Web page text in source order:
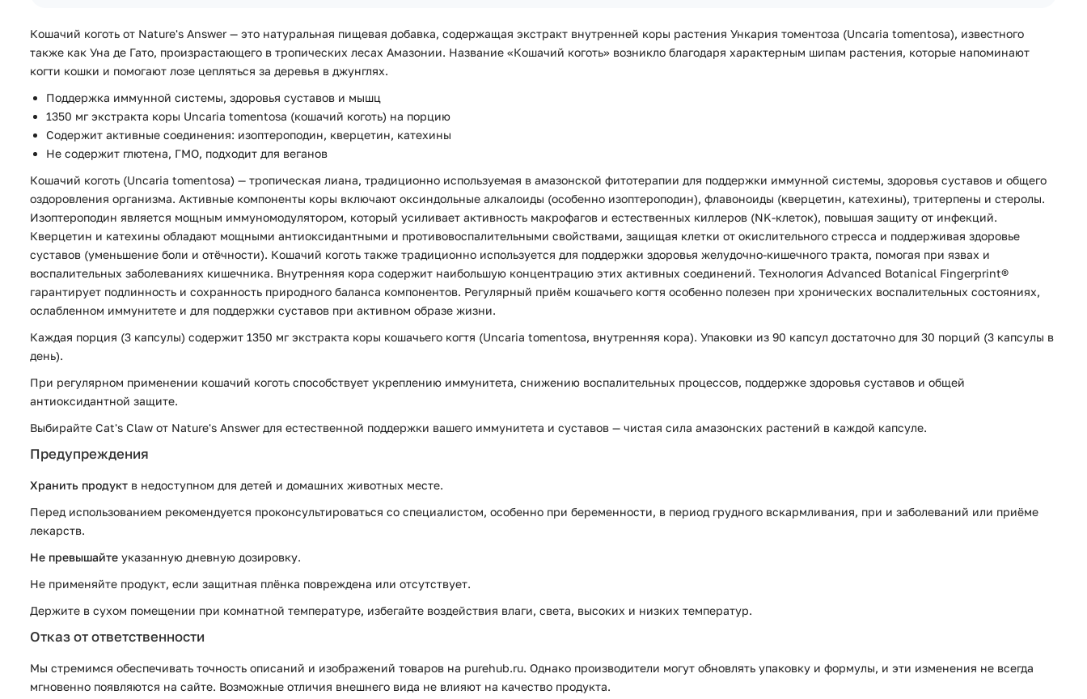
Кошачий коготь от Nature's Answer — это натуральная пищевая добавка, содержащая экстракт внутренней коры растения Ункария томентоза (Uncaria tomentosa), известного
также как Уна де Гато, произрастающего в тропических лесах Амазонии. Название «Кошачий коготь» возникло благодаря характерным шипам растения, которые напоминают
когти кошки и помогают лозе цепляться за деревья в джунглях.
Поддержка иммунной системы, здоровья суставов и мышц
1350 мг экстракта коры Uncaria tomentosa (кошачий коготь) на порцию
Содержит активные соединения: изоптероподин, кверцетин, катехины
Не содержит глютена, ГМО, подходит для веганов
Кошачий коготь (Uncaria tomentosa) — тропическая лиана, традиционно используемая в амазонской фитотерапии для поддержки иммунной системы, здоровья суставов и общего
оздоровления организма. Активные компоненты коры включают оксиндольные алкалоиды (особенно изоптероподин), флавоноиды (кверцетин, катехины), тритерпены и стеролы.
Изоптероподин является мощным иммуномодулятором, который усиливает активность макрофагов и естественных киллеров (NK-клеток), повышая защиту от инфекций.
Кверцетин и катехины обладают мощными антиоксидантными и противовоспалительными свойствами, защищая клетки от окислительного стресса и поддерживая здоровье
суставов (уменьшение боли и отёчности). Кошачий коготь также традиционно используется для поддержки здоровья желудочно-кишечного тракта, помогая при язвах и
воспалительных заболеваниях кишечника. Внутренняя кора содержит наибольшую концентрацию этих активных соединений. Технология Advanced Botanical Fingerprint®
гарантирует подлинность и сохранность природного баланса компонентов. Регулярный приём кошачьего когтя особенно полезен при хронических воспалительных состояниях,
ослабленном иммунитете и для поддержки суставов при активном образе жизни.
Каждая порция (3 капсулы) содержит 1350 мг экстракта коры кошачьего когтя (Uncaria tomentosa, внутренняя кора). Упаковки из 90 капсул достаточно для 30 порций (3 капсулы в
день).
При регулярном применении кошачий коготь способствует укреплению иммунитета, снижению воспалительных процессов, поддержке здоровья суставов и общей
антиоксидантной защите.
Выбирайте Cat's Claw от Nature's Answer для естественной поддержки вашего иммунитета и суставов — чистая сила амазонских растений в каждой капсуле.
Предупреждения
Хранить продукт в недоступном для детей и домашних животных месте.
Перед использованием рекомендуется проконсультироваться со специалистом, особенно при беременности, в период грудного вскармливания, при и заболеваний или приёме
лекарств.
Не превышайте указанную дневную дозировку.
Не применяйте продукт, если защитная плёнка повреждена или отсутствует.
Держите в сухом помещении при комнатной температуре, избегайте воздействия влаги, света, высоких и низких температур.
Отказ от ответственности
Мы стремимся обеспечивать точность описаний и изображений товаров на purehub.ru. Однако производители могут обновлять упаковку и формулы, и эти изменения не всегда
мгновенно появляются на сайте. Возможные отличия внешнего вида не влияют на качество продукта.